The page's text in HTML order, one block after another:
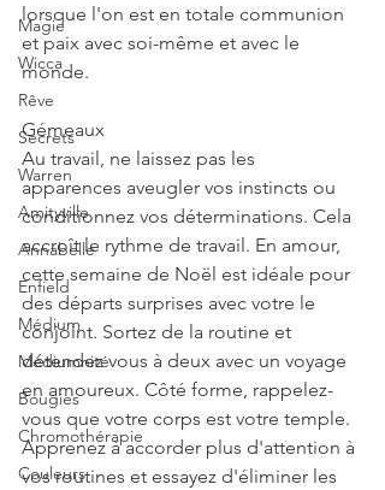
Magie
Wicca
Rêve
Secrets
Warren
Amityville
Annabelle
Enfield
Médium
Médiumnité
Bougies
Chromothérapie
Couleurs
lorsque l'on est en totale communion
et paix avec soi-même et avec le
monde.
Gémeaux
Au travail, ne laissez pas les
apparences aveugler vos instincts ou
conditionnez vos déterminations. Cela
accroît le rythme de travail. En amour,
cette semaine de Noël est idéale pour
des départs surprises avec votre le
conjoint. Sortez de la routine et
détendez vous à deux avec un voyage
en amoureux. Côté forme, rappelez-
vous que votre corps est votre temple.
Apprenez à accorder plus d'attention à
vos routines et essayez d'éliminer les